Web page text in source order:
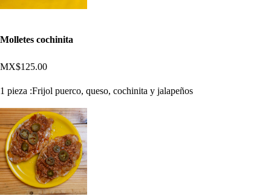
Molletes cochinita
MX$125.00
1 pieza :Frijol puerco, queso, cochinita y jalapeños